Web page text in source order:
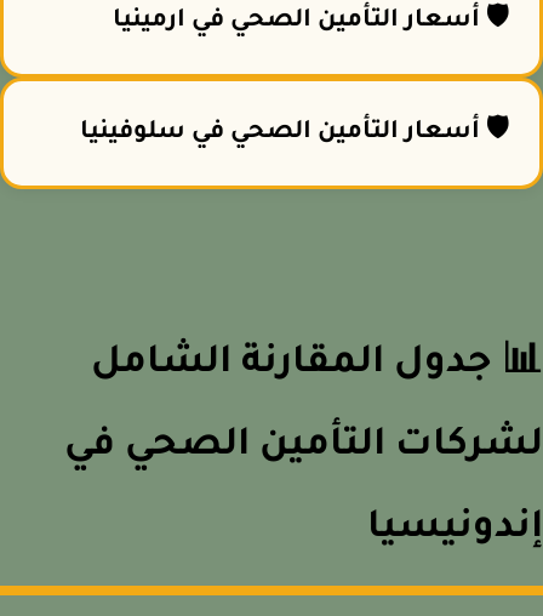
🛡️ أسعار التأمين الصحي في ارمينيا
🛡️ أسعار التأمين الصحي في سلوفينيا
جدول المقارنة الشامل
التأمين الصحي في